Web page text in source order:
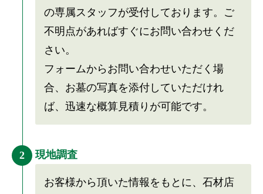
の専属スタッフが受付しております。ご
不明点があればすぐにお問い合わせくだ
さい。
フォームからお問い合わせいただく場
合、お墓の写真を添付していただけれ
ば、迅速な概算見積りが可能です。
2 現地調査
お客様から頂いた情報をもとに、石材店